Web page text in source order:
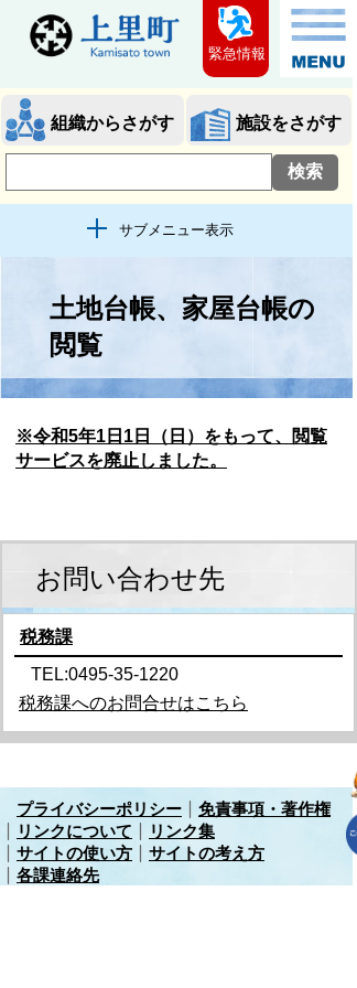
組織からさがす 施設をさがす
サブメニュー表示
緊急情報
土地台帳、家屋台帳の
閲覧
※令和5年1日1日（日）をもって、閲覧
サービスを廃止しました。
お問い合わせ先
税務課
TEL:0495-35-1220
税務課へのお問合せはこちら
プライバシーポリシー
免責事項・著作権
リンクについて
リンク集
サイトの使い方
サイトの考え方
各課連絡先